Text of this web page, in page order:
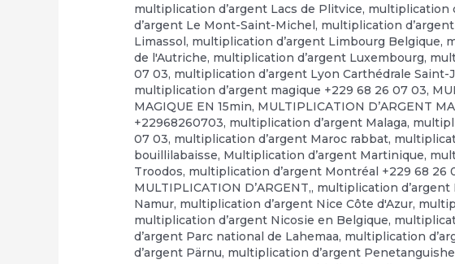
multiplication d’argent Lacs de Plitvice, multiplication
d’argent Le Mont-Saint-Michel, multiplication
Limassol, multiplication d’argent Limbourg Belgique,
de l'Autriche, multiplication d’argent Luxembourg,
07 03, multiplication d’argent Lyon Carthédrale Saint-
multiplication d’argent magique +229 68 26 07 03,
MAGIQUE EN 15min, MULTIPLICATION D’ARGENT
+22968260703, multiplication d’argent Malaga,
07 03, multiplication d’argent Maroc rabbat,
bouillilabaisse, Multiplication d’argent Martinique,
Troodos, multiplication d’argent Montréal +229 68 26
MULTIPLICATION D’ARGENT,, multiplication d’argent
Namur, multiplication d’argent Nice Côte d'Azur,
multiplication d’argent Nicosie en Belgique,
d’argent Parc national de Lahemaa, multiplication
d’argent Pärnu, multiplication d’argent